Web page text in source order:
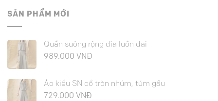
SẢN PHẨM MỚI
Quần suông rộng đỉa luồn đai
989.000 VNĐ
Áo kiểu SN cổ tròn nhúm, túm gấu
729.000 VNĐ